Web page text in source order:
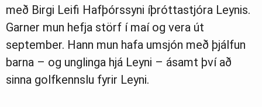
Ljósmyndasafn
með Birgi Leifi Hafþórssyni íþróttastjóra Leynis.
Garner mun hefja störf í maí og vera út
september. Hann mun hafa umsjón með þjálfun
barna – og unglinga hjá Leyni – ásamt því að
sinna golfkennslu fyrir Leyni.